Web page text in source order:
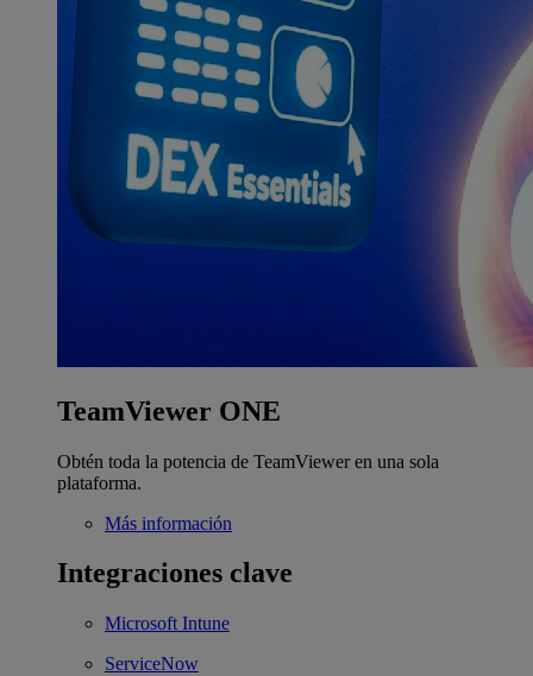
TeamViewer ONE
Obtén toda la potencia de TeamViewer en una sola
plataforma.
Más información
Integraciones clave
Microsoft Intune
ServiceNow